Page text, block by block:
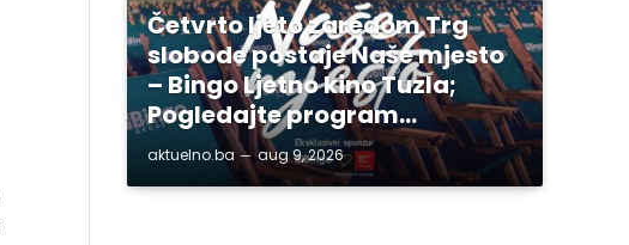
Četvrto ljeto zaredom Trg
slobode postaje Naše mjesto
– Bingo Ljetno kino Tuzla;
Pogledajte program…
aktuelno.ba aug 9, 2026